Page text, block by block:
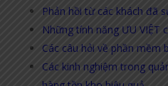
Phản hồi từ các khách đã
Những tính năng ƯU VIỆT
Các câu hỏi về phần mềm
Các kinh nghiệm trong